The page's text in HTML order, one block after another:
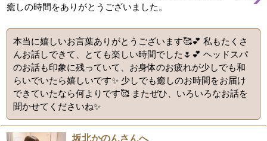
癒しの時間をありがとうございました。
本当に嬉しいお言葉ありがとうございます🥰💕 私もたくさ
んお話しできて、とても楽しい時間でした🌷💕 ヘッドスパ
のお話も印象に残っていて、お身体のお疲れが少しでも和
らいでいたら嬉しいです✨ 少しでも癒しのお時間をお届け
できていたなら何よりです🥰 またぜひ、いろいろなお話を
聞かせてくださいね✨
坂北かのんさんへ